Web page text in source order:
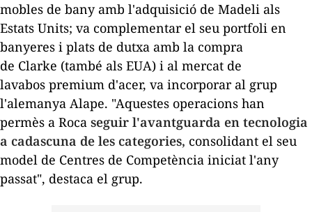
mobles de bany amb l'adquisició de Madeli als
Estats Units; va complementar el seu portfoli en
banyeres i plats de dutxa amb la compra
de Clarke (també als EUA) i al mercat de
lavabos premium d'acer, va incorporar al grup
l'alemanya Alape. "Aquestes operacions han
permès a Roca seguir l'avantguarda en tecnologia
a cadascuna de les categories, consolidant el seu
model de Centres de Competència iniciat l'any
passat", destaca el grup.